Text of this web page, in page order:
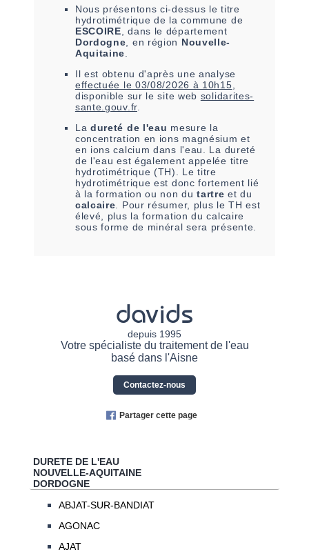
Nous présentons ci-dessus le titre
hydrotimétrique de la commune de
ESCOIRE , dans le département
Dordogne , en région Nouvelle-
Aquitaine
Il est obtenu d'après une analyse
effectuée le 03/08/2026 à 10h15
disponible sur le site web solidarites-
sante.gouv.fr.
La dureté de l'eau mesure la
concentration en ions magnésium et
en ions calcium dans l'eau. La dureté
de l'eau est également appelée titre
hydrotimétrique (TH). Le titre
hydrotimétrique est donc fortement lié
à la formation ou non dutartre et du
calcaire . Pour résumer, plus le TH est
élevé, plus la formation du calcaire
sous forme de minéral sera présente.
davids
depuis 1995
Votre spécialiste du traitement de l'eau
basé dans l'Aisne
Contactez-nous
Partager cette page
DURETE DE L'EAU
NOUVELLE-AQUITAINE
DORDOGNE
ABJAT-SUR-BANDIAT
AGONAC
AJAT